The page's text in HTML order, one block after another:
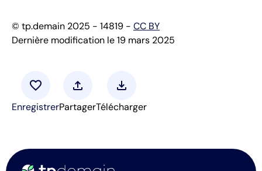
© tp.demain 2025 - 14819 - CC BY
Dernière modification le 19 mars 2025
favorite
Enregistrer
upload
Partager
download
Télécharger